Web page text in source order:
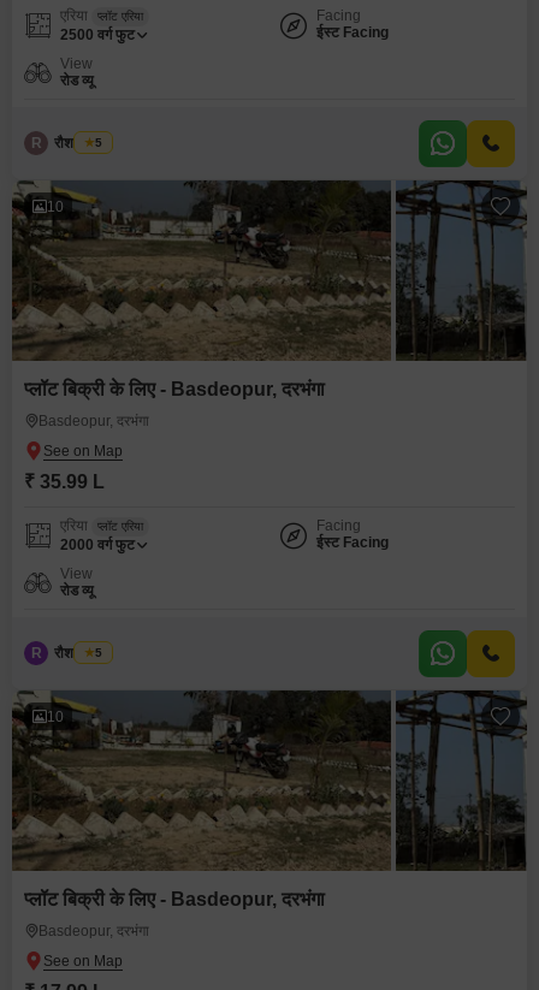
एरिया प्लॉट एरिया
2500 वर्ग फुट
Facing
ईस्ट Facing
View
रोड व्यू
R रौशन कुमार
5
10
प्लॉट बिक्री के लिए - Basdeopur, दरभंगा
Basdeopur, दरभंगा
₹ 35.99 L
एरिया प्लॉट एरिया
2000 वर्ग फुट
Facing
ईस्ट Facing
View
रोड व्यू
R रौशन कुमार
5
10
प्लॉट बिक्री के लिए - Basdeopur, दरभंगा
Basdeopur, दरभंगा